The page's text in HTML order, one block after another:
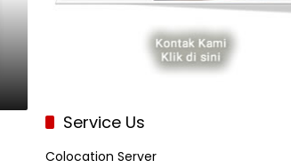
Service Us
Colocation Server